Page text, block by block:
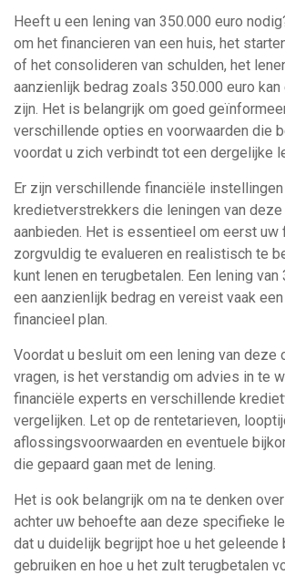
Heeft u een lening van 350.000 euro
om het financieren van een huis, het
of het consolideren van schulden, het
aanzienlijk bedrag zoals 350.000 euro
zijn. Het is belangrijk om goed
verschillende opties en voorwaarden die
voordat u zich verbindt tot een dergelijke
Er zijn verschillende financiële instellingen
kredietverstrekkers die leningen van deze
aanbieden. Het is essentieel om eerst uw
zorgvuldig te evalueren en realistisch te
kunt lenen en terugbetalen. Een lening
een aanzienlijk bedrag en vereist vaak
financieel plan.
Voordat u besluit om een lening van deze
vragen, is het verstandig om advies in te
financiële experts en verschillende
vergelijken. Let op de rentetarieven,
aflossingsvoorwaarden en eventuele
die gepaard gaan met de lening.
Het is ook belangrijk om na te denken
achter uw behoefte aan deze specifieke
dat u duidelijk begrijpt hoe u het geleende
gebruiken en hoe u het zult terugbetalen